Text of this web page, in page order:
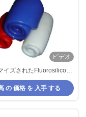
ビデオ
イズされたFluorosilicone
ゴム製混合物は抵抗熱抵
抗に油をさす
の 価格 を 入手 する